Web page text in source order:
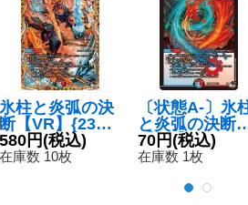
氷柱と炎弧の決
断【VR】{23RP
49A/20}《多》
580円(税込)
在庫数 10枚
〔状態A-〕氷
と炎弧の決断
【VR】{23RP4
3/74}《多》
70円(税込)
在庫数 1枚